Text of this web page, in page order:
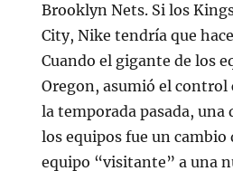
Brooklyn Nets. Si los
City, Nike tendría que
Cuando el gigante de los
Oregon, asumió el
la temporada pasada,
los equipos fue un cambio
equipo “visitante” a una